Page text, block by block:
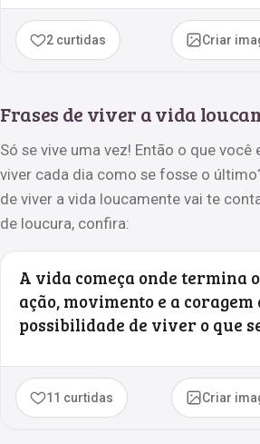
2 curtidas Criar
Frases de viver a vida
Só se vive uma vez! Então o que você
viver cada dia como se fosse o
de viver a vida loucamente vai te
de loucura, confira:
A vida começa onde termina
ação, movimento e a
possibilidade de viver o que
11 curtidas Criar